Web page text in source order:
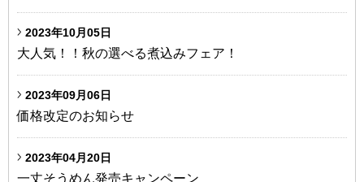
2023年10月05日
大人気！！秋の選べる煮込みフェア！
2023年09月06日
価格改定のお知らせ
2023年04月20日
一丈そうめん発売キャンペーン